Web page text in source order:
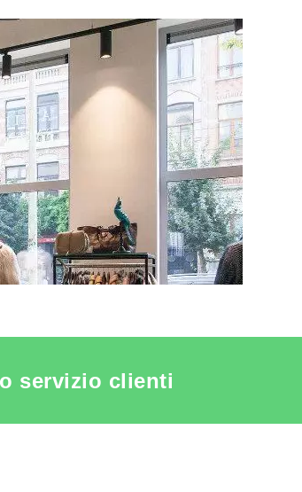
VEDERE LE PRODUCTO ILLUMINAZIONE
servizio clienti